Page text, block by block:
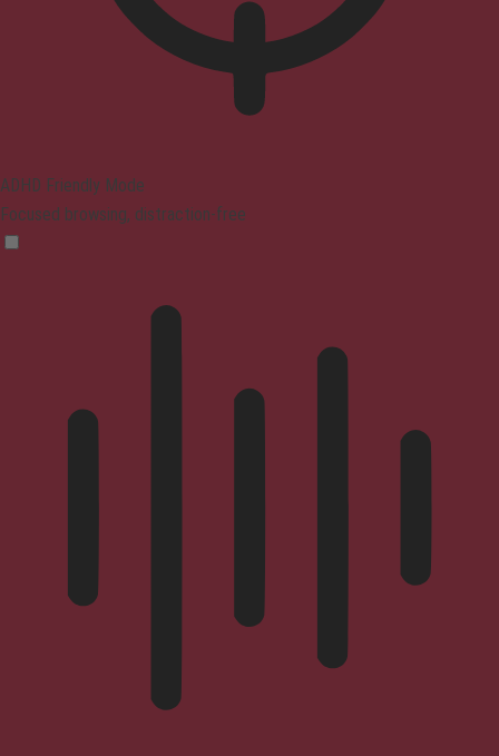
ADHD Friendly Mode
Focused browsing, distraction-free